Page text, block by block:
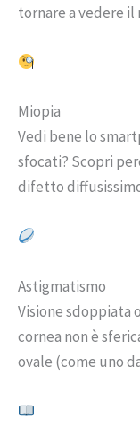
tornare a vedere
Miopia
Vedi bene lo
sfocati? Scopri
difetto
Astigmatismo
Visione sdoppiata
cornea non è
ovale (come uno